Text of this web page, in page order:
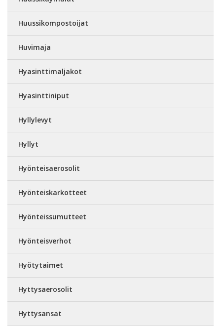
Huussikompostoijat
Huvimaja
Hyasinttimaljakot
Hyasinttiniput
Hyllylevyt
Hyllyt
Hyönteisaerosolit
Hyönteiskarkotteet
Hyönteissumutteet
Hyönteisverhot
Hyötytaimet
Hyttysaerosolit
Hyttysansat